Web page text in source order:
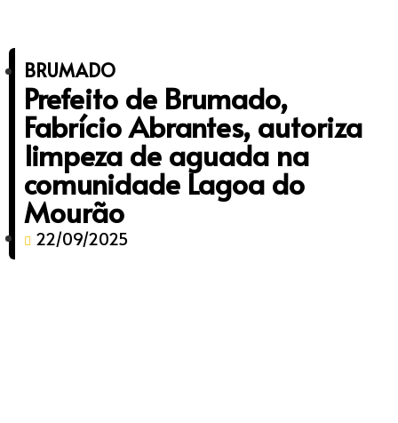
BRUMADO
Prefeito de Brumado,
Fabrício Abrantes, autoriza
limpeza de aguada na
comunidade Lagoa do
Mourão
22/09/2025